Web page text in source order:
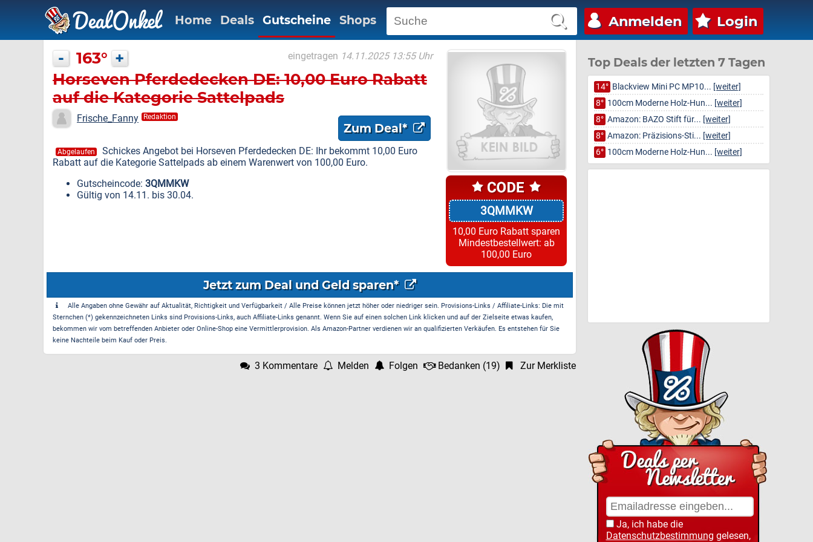
Anmelden Login
Home Deals Gutscheine Shops
3QMMKW
10,00 Euro Rabatt sparen
Mindestbestellwert: ab
100,00 Euro
- 163° + eingetragen 14.11.2025 13:55 Uhr
Horseven Pferdedecken DE: 10,00 Euro Rabatt
auf die Kategorie Sattelpads
Frische_Fanny Redaktion
Zum Deal*
Abgelaufen
Schickes Angebot bei Horseven Pferdedecken DE: Ihr bekommt 10,00 Euro
Rabatt auf die Kategorie Sattelpads ab einem Warenwert von 100,00 Euro.
Gutscheincode: 3QMMKW
Gültig von 14.11. bis 30.04.
Jetzt zum Deal und Geld sparen*
Alle Angaben ohne Gewähr auf Aktualität, Richtigkeit und Verfügbarkeit / Alle Preise können jetzt höher oder niedriger sein. Provisions-Links / Affiliate-Links: Die mit
Sternchen (*) gekennzeichneten Links sind Provisions-Links, auch Affiliate-Links genannt. Wenn Sie auf einen solchen Link klicken und auf der Zielseite etwas kaufen,
bekommen wir vom betreffenden Anbieter oder Online-Shop eine Vermittlerprovision. Als Amazon-Partner verdienen wir an qualifizierten Verkäufen. Es entstehen für Sie
keine Nachteile beim Kauf oder Preis.
3 Kommentare Melden Folgen Bedanken (19) Zur Merkliste
Top Deals der letzten 7 Tagen
14° Blackview Mini PC MP10... [weiter]
8° 100cm Moderne Holz-Hun... [weiter]
8° Amazon: BAZO Stift für... [weiter]
8° Amazon: Präzisions-Sti... [weiter]
6° 100cm Moderne Holz-Hun... [weiter]
Ja, ich habe die
Datenschutzbestimmung gelesen,